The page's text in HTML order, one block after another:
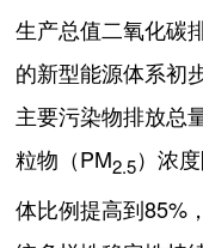
生产总值二氧化碳
的新型能源体系初
主要污染物排放总
粒物（PM2.5 ）浓
体比例提高到85%